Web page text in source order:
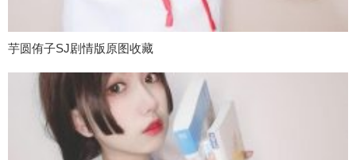
芋圆侑子SJ剧情版原图收藏